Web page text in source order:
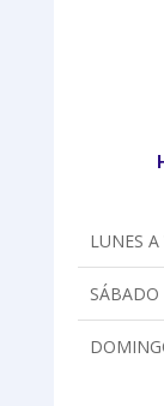
LUNES A
SÁBADO